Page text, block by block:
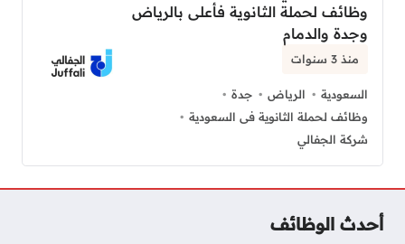
وظائف لحملة الثانوية فأعلى بالرياض
وجدة والدمام
منذ 3 سنوات
السعودية الرياض
جدة
وظائف لحملة الثانوية فى السعودية
شركة الجفالي
أحدث الوظائف